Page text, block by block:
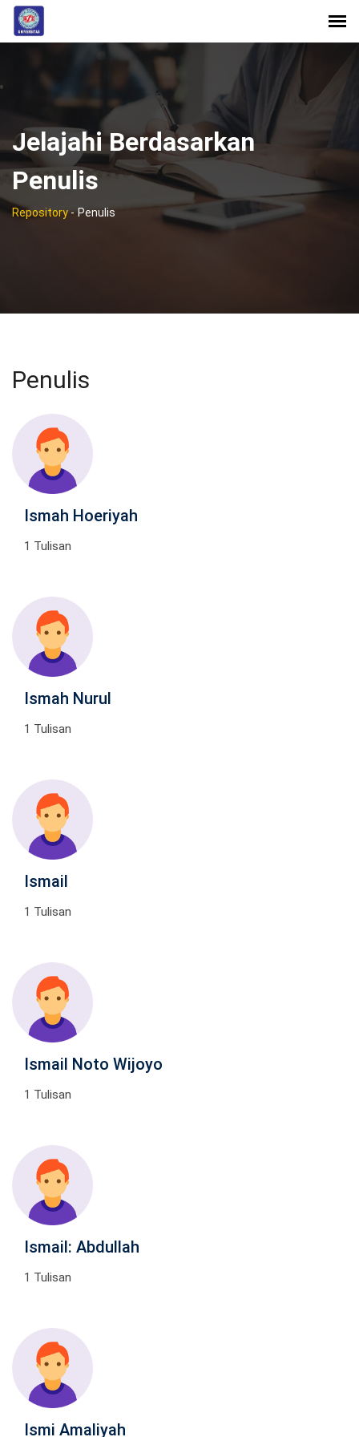
Jelajahi Berdasarkan
Penulis
Repository- Penulis
Penulis
Ismah Hoeriyah
1 Tulisan
Ismah Nurul
1 Tulisan
Ismail
1 Tulisan
Ismail Noto Wijoyo
1 Tulisan
Ismail: Abdullah
1 Tulisan
Ismi Amaliyah